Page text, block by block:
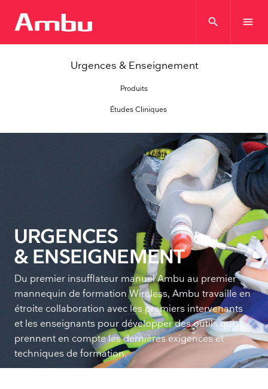
search menu
Urgences & Enseignement
Produits
Études Cliniques
URGENCES
& ENSEIGNEMENT
Du premier insufflateur manuel Ambu au premier
mannequin de formation Wireless, Ambu travaille en
étroite collaboration avec les premiers intervenants
et les enseignants pour développer des outils qui
prennent en compte les dernières exigences et
techniques de formation.